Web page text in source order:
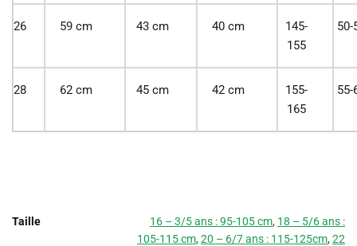
26 59 cm 43 cm 40 cm
145-
155
50-
28 62 cm 45 cm 42 cm
155-
165
55-
Taille 16 – 3/5 ans : 95-105 cm, 18 – 5/6 ans :
105-115 cm, 20 – 6/7 ans : 115-125cm, 22